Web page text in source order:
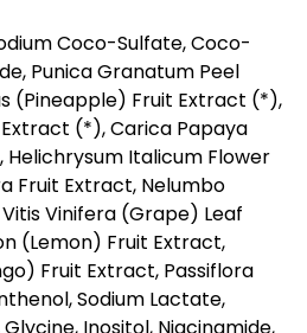
Coco-Sulfate, Coco-
Punica Granatum Peel
(Pineapple) Fruit Extract (*),
(*), Carica Papaya
Italicum Flower
Fruit Extract, Nelumbo
Vinifera (Grape) Leaf
(Lemon) Fruit Extract,
Fruit Extract, Passiflora
Sodium Lactate,